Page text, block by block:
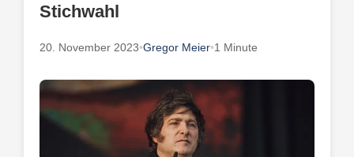
Stichwahl
20. November 2023•Gregor Meier•1 Minute